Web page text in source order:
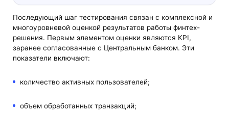
Последующий шаг тестирования связан с комплексной и
многоуровневой оценкой результатов работы финтех-
решения. Первым элементом оценки являются KPI,
заранее согласованные с Центральным банком. Эти
показатели включают:
количество активных пользователей;
объем обработанных транзакций;